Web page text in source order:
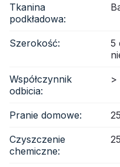
Tkanina
podkładowa:
Szerokość:
5
Współczynnik
odbicia:
>
Pranie domowe:
Czyszczenie
chemiczne: